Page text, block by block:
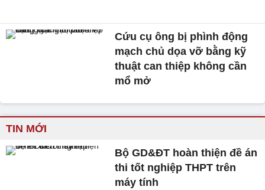
Cứu cụ ông bị phình động
mạch chủ dọa vỡ bằng kỹ
thuật can thiệp không cần
mổ mở
TIN MỚI
Bộ GD&ĐT hoàn thiện đề án
thi tốt nghiệp THPT trên
máy tính